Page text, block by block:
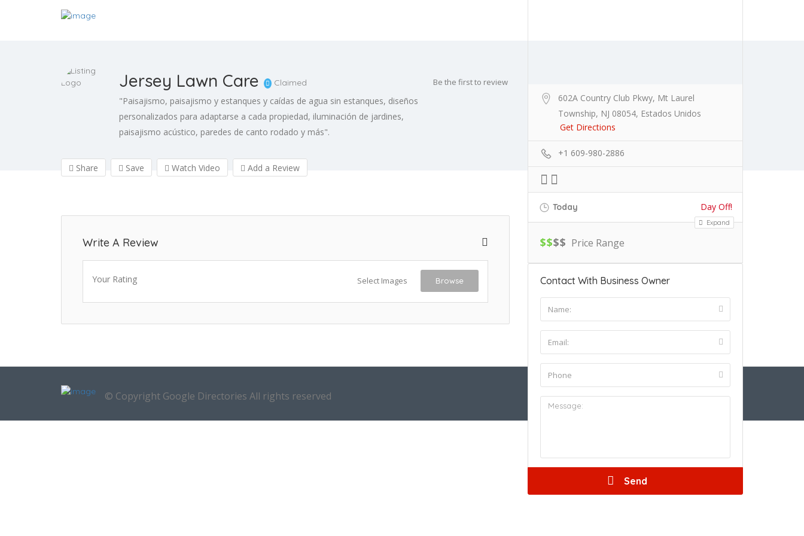
Jersey Lawn Care Claimed
"Paisajismo, paisajismo y estanques y caídas de agua sin estanques, diseños
personalizados para adaptarse a cada propiedad, iluminación de jardines,
paisajismo acústico, paredes de canto rodado y más".
Be the first to review
Share Save Watch Video Add a Review
Write A Review
Your Rating Select Images Browse
602A Country Club Pkwy, Mt Laurel
Township, NJ 08054, Estados Unidos
Get Directions
+1 609-980-2886
Today Day Off!
Expand
$$$$ Price Range
Contact With Business Owner
© Copyright Google Directories All rights reserved